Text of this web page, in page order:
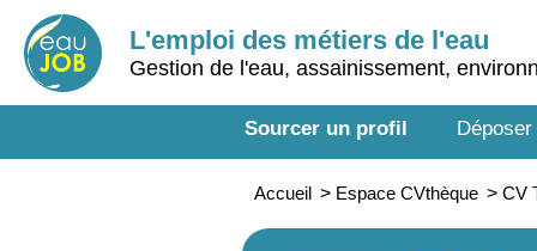
L'emploi des métiers de l'eau
Gestion de l'eau, assainissement,
Sourcer un profil
Accueil > Espace CVthèque > CV